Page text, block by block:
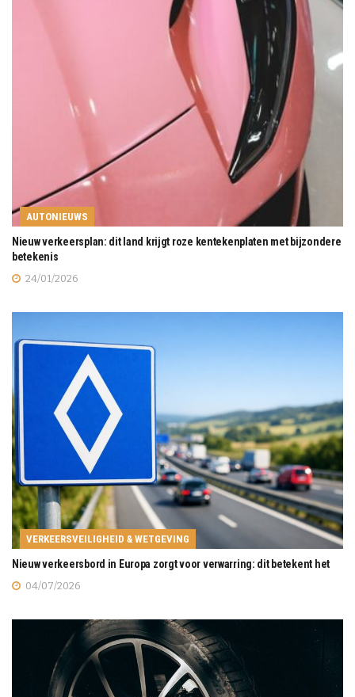
AUTONIEUWS
Nieuw verkeersplan: dit land krijgt roze kentekenplaten met bijzondere
betekenis
24/01/2026
VERKEERSVEILIGHEID & WETGEVING
Nieuw verkeersbord in Europa zorgt voor verwarring: dit betekent het
04/07/2026